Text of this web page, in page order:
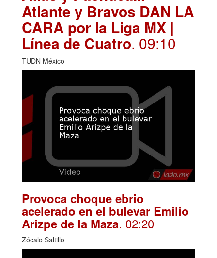
Atlante y Bravos DAN LA
CARA por la Liga MX |
Línea de Cuatro. 09:10
TUDN México
Provoca choque ebrio
acelerado en el bulevar Emilio
Arizpe de la Maza. 02:20
Zócalo Saltillo